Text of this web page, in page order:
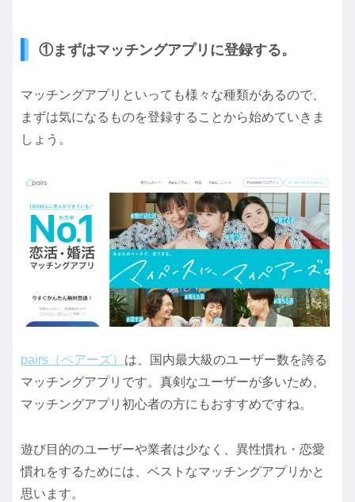
①まずはマッチングアプリに登録する。
マッチングアプリといっても様々な種類があるので、
まずは気になるものを登録することから始めていきま
しょう。
pairs（ペアーズ） は、国内最大級のユーザー数を誇る
マッチングアプリです。真剣なユーザーが多いため、
マッチングアプリ初心者の方にもおすすめですね。
遊び目的のユーザーや業者は少なく、異性慣れ・恋愛
慣れをするためには、ベストなマッチングアプリかと
思います。